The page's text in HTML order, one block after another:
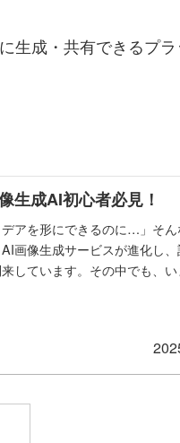
生成・共有できるプ
生成AI初心者必見！
アを形にできるのに…」そん
画像生成サービスが進化し、
しています。その中でも、